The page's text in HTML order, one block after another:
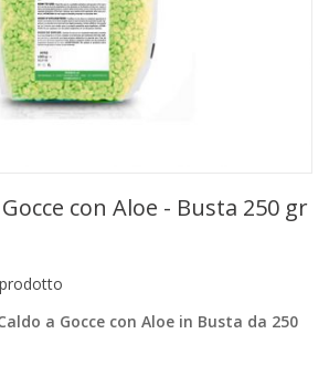
+
con Aloe - Busta 250 gr
a Gocce con Aloe in Busta da 250